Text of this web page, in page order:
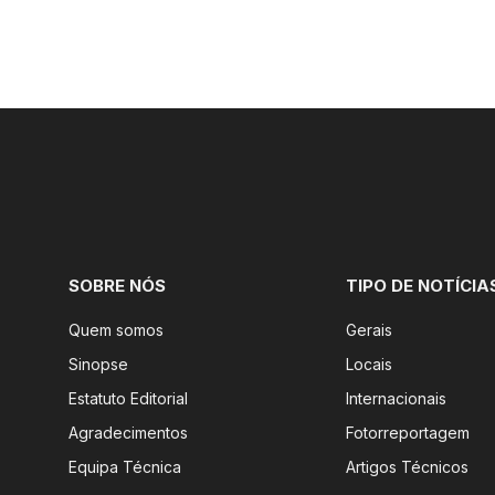
SOBRE NÓS
Quem somos
Sinopse
Estatuto Editorial
Agradecimentos
Equipa Técnica
TIPO DE
Gerais
Locais
Internacionais
Fotorreportagem
Artigos Técnicos